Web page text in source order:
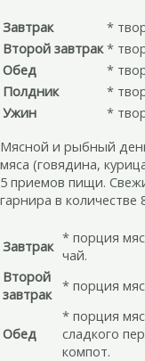
Завтрак
*
Второй завтрак *
Обед
*
Полдник
*
Ужин
*
Мясной и рыбный
мяса (говядина,
5 приемов пищи.
гарнира в количестве
Завтрак * порция
чай.
Второй
завтрак * порция
Обед
* порция
сладкого
компот.